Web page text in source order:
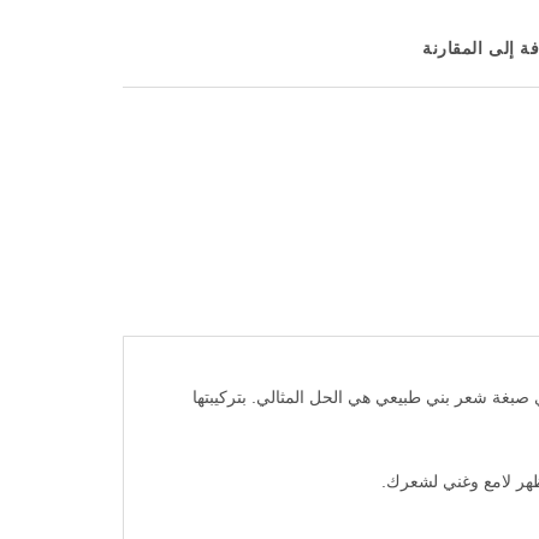
إلى المقارنة
شعر بني طبيعي هي الحل المثالي. بتركيبتها
لامع وغني لشعرك.